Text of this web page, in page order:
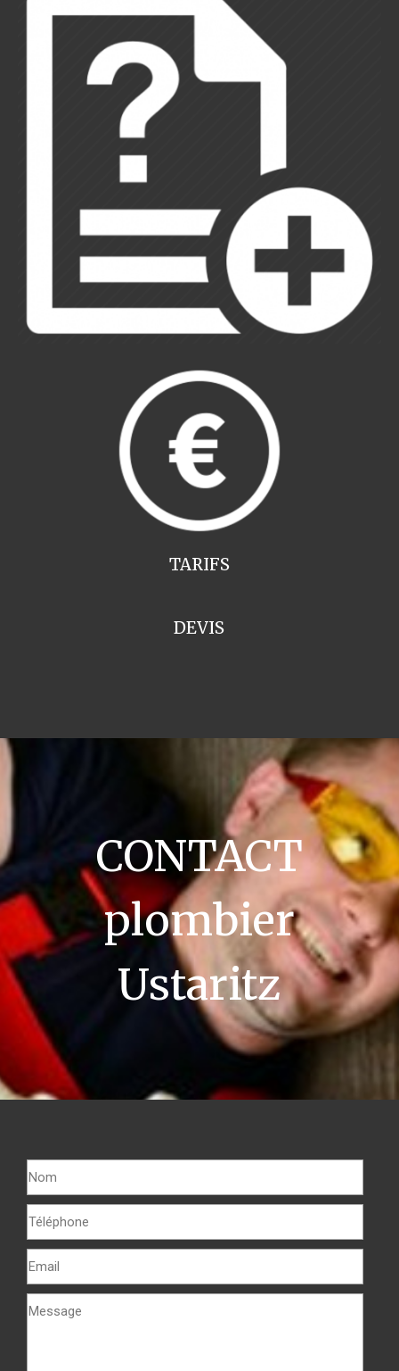
TARIFS
DEVIS
CONTACT
plombier
Ustaritz